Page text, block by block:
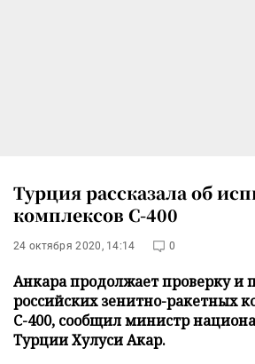
Турция рассказала об
комплексов C-400
24 октября 2020, 14:14 0
Анкара продолжает проверку и
российских зенитно-ракетных
C-400, сообщил министр
Турции Хулуси Акар.